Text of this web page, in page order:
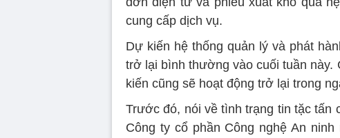
cung cấp dịch vụ.
Dự kiến hệ thống quản lý và phát
trở lại bình thường vào cuối tuần
kiến cũng sẽ hoạt động trở lại trong
Trước đó, nói về tình trạng tin tặc tấn
Công ty cổ phần Công nghệ An